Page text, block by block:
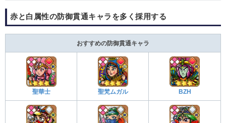
赤と白属性の防御貫通キャラを多く採用する
おすすめの防御貫通キャラ
聖華士 聖梵ムガル BZH